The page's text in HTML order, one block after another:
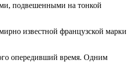
подвешенными на тонкой
известной французской марки
опередивший время. Одним